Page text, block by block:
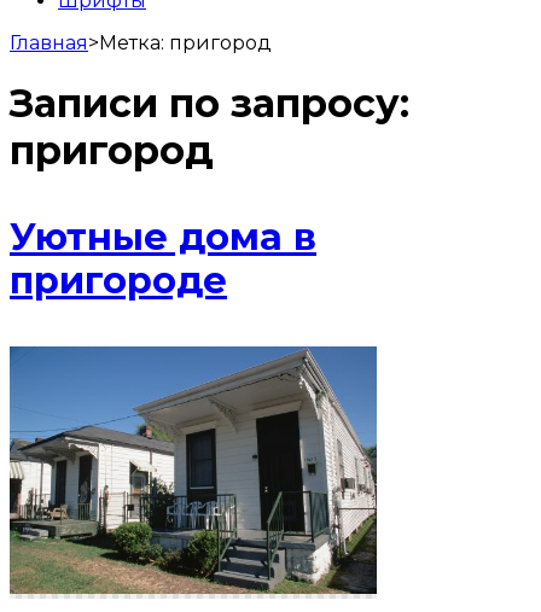
Главная>Метка: пригород
Записи по запросу:
пригород
Уютные дома в
пригороде